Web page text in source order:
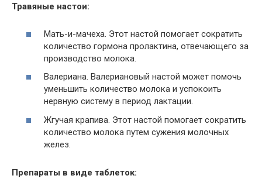
Травяные настои:
Мать-и-мачеха. Этот настой помогает сократить
количество гормона пролактина, отвечающего за
производство молока.
Валериана. Валериановый настой может помочь
уменьшить количество молока и успокоить
нервную систему в период лактации.
Жгучая крапива. Этот настой помогает сократить
количество молока путем сужения молочных
желез.
Препараты в виде таблеток: